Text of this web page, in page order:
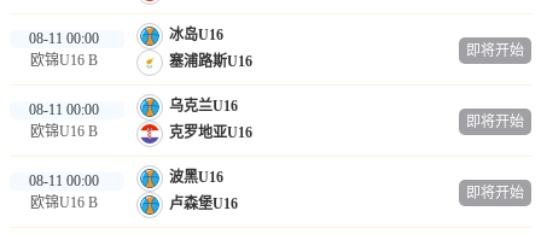
08-11 00:00
欧锦U16 B
冰岛U16
塞浦路斯U16
即将开始
08-11 00:00
欧锦U16 B
乌克兰U16
克罗地亚U16
即将开始
08-11 00:00
欧锦U16 B
波黑U16
卢森堡U16
即将开始